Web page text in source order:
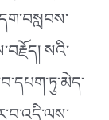
སའི་